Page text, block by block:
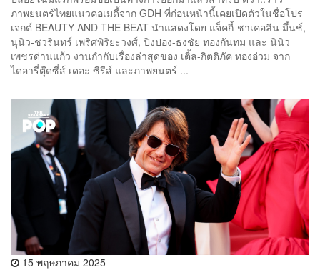
ภาพยนตร์ไทยแนวคอเมดี้จาก GDH ที่ก่อนหน้านี้เคยเปิดตัวในชื่อโปร
เจกต์ BEAUTY AND THE BEAT นำแสดงโดย แจ็คกี้-ชาเคอลีน มึ้นช์,
นุนิว-ชวรินทร์ เพริศพิริยะวงศ์, ปิงปอง-ธงชัย ทองกันทม และ นินิว
เพชรด่านแก้ว งานกำกับเรื่องล่าสุดของ เติ้ล-กิตติภัค ทองอ่วม จาก
ไดอารี่ตุ๊ดซี่ส์ เดอะ ซีรีส์ และภาพยนตร์ ...
15 พฤษภาคม 2025